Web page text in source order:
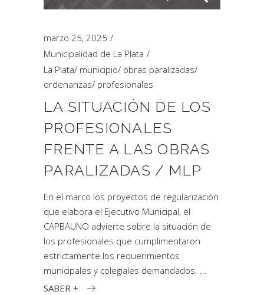
marzo 25, 2025
Municipalidad de La Plata
La Plata/ municipio/ obras paralizadas/
ordenanzas/ profesionales
LA SITUACIÓN DE LOS
PROFESIONALES
FRENTE A LAS OBRAS
PARALIZADAS / MLP
En el marco los proyectos de regularización
que elabora el Ejecutivo Municipal, el
CAPBAUNO advierte sobre la situación de
los profesionales que cumplimentaron
estrictamente los requerimientos
municipales y colegiales demandados.
SABER +